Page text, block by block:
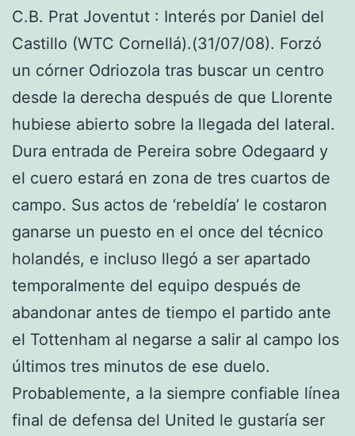
C.B. Prat Joventut : Interés por Daniel del
Castillo (WTC Cornellá).(31/07/08). Forzó
un córner Odriozola tras buscar un centro
desde la derecha después de que Llorente
hubiese abierto sobre la llegada del lateral.
Dura entrada de Pereira sobre Odegaard y
el cuero estará en zona de tres cuartos de
campo. Sus actos de ‘rebeldía’ le costaron
ganarse un puesto en el once del técnico
holandés, e incluso llegó a ser apartado
temporalmente del equipo después de
abandonar antes de tiempo el partido ante
el Tottenham al negarse a salir al campo los
últimos tres minutos de ese duelo.
Probablemente, a la siempre confiable línea
final de defensa del United le gustaría ser